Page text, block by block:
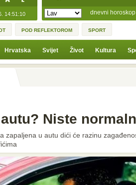
14:51:10 dnevni horoskop
POD REFLEKTOROM SPORT
Hrvatska Svijet Život Kultura
Niste
zapaljena u autu dići će razinu